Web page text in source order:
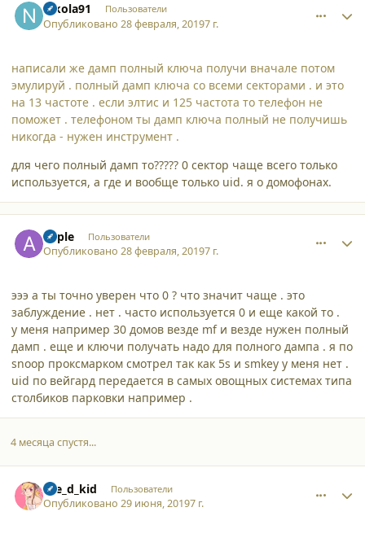
nikola91 Пользователи
Опубликовано28 февраля, 20197 г.
написали же дамп полный ключа получи вначале потом
эмулируй . полный дамп ключа со всеми секторами . и это
на 13 частоте . если элтис и 125 частота то телефон не
поможет . телефоном ты дамп ключа полный не получишь
никогда - нужен инструмент .
для чего полный дамп то????? 0 сектор чаще всего только
используется, а где и вообще только uid. я о домофонах.
apple Пользователи
Опубликовано28 февраля, 20197 г.
эээ а ты точно уверен что 0 ? что значит чаще . это
заблуждение . нет . часто используется 0 и еще какой то .
у меня например 30 домов везде mf и везде нужен полный
дамп . еще и ключи получать надо для полного дампа . я по
snoop проксмарком смотрел так как 5s и smkey у меня нет .
uid по вейгард передается в самых овощных системах типа
столбиков парковки например .
4 месяца спустя...
the_d_kid Пользователи
Опубликовано29 июня, 20197 г.